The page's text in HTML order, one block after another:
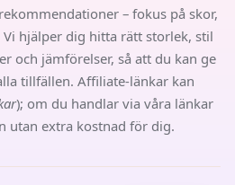
– fokus på skor,
hjälper dig hitta rätt storlek, stil
och jämförelser, så att du kan ge
tillfällen. Affiliate-länkar kan
); om du handlar via våra länkar
utan extra kostnad för dig.